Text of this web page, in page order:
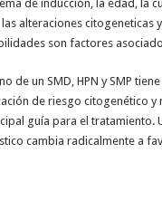
de inducción, la edad, la
alteraciones citogeneticas
son factores
de un SMD, HPN y SMP
de riesgo citogenético y
guía para el tratamiento.
cambia radicalmente a